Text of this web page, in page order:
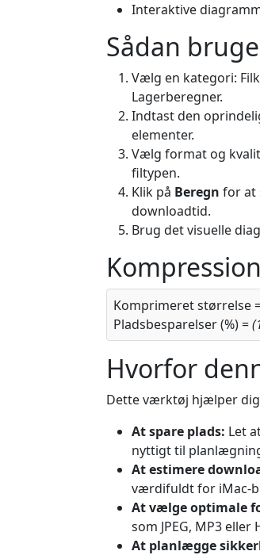
Interaktive
Sådan
Vælg en kategori:
Lagerberegner.
Indtast den
elementer.
Vælg format og
filtypen.
Klik på Beregn for at
downloadtid.
Brug det visuelle
Komprimeret størrelse
Pladsbesparelser (%) =
Hvorfor
Dette værktøj hjælper
At spare plads: Let
nyttigt til
At estimere
værdifuldt for iMac-
At vælge optimale
som JPEG, MP3 eller
At planlægge